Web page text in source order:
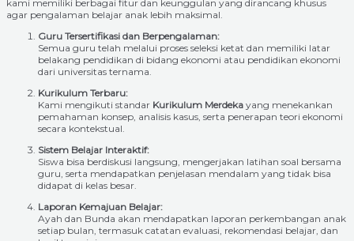
kami memiliki berbagai fitur dan keunggulan yang dirancang khusus
agar pengalaman belajar anak lebih maksimal.
Guru Tersertifikasi dan Berpengalaman:
Semua guru telah melalui proses seleksi ketat dan memiliki latar
belakang pendidikan di bidang ekonomi atau pendidikan ekonomi
dari universitas ternama.
Kurikulum Terbaru:
Kami mengikuti standar Kurikulum Merdeka yang menekankan
pemahaman konsep, analisis kasus, serta penerapan teori ekonomi
secara kontekstual.
Sistem Belajar Interaktif:
Siswa bisa berdiskusi langsung, mengerjakan latihan soal bersama
guru, serta mendapatkan penjelasan mendalam yang tidak bisa
didapat di kelas besar.
Laporan Kemajuan Belajar:
Ayah dan Bunda akan mendapatkan laporan perkembangan anak
setiap bulan, termasuk catatan evaluasi, rekomendasi belajar, dan